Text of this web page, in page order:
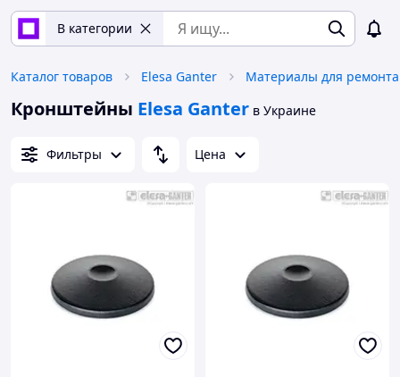
В категории
Каталог товаров Elesa Ganter Материалы для ремонта
Кронштейны Elesa Ganter в Украине
Фильтры Цена